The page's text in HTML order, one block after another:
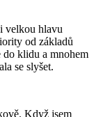
velkou hlavu
od základů
klidu a mnohem
se slyšet.
Když jsem